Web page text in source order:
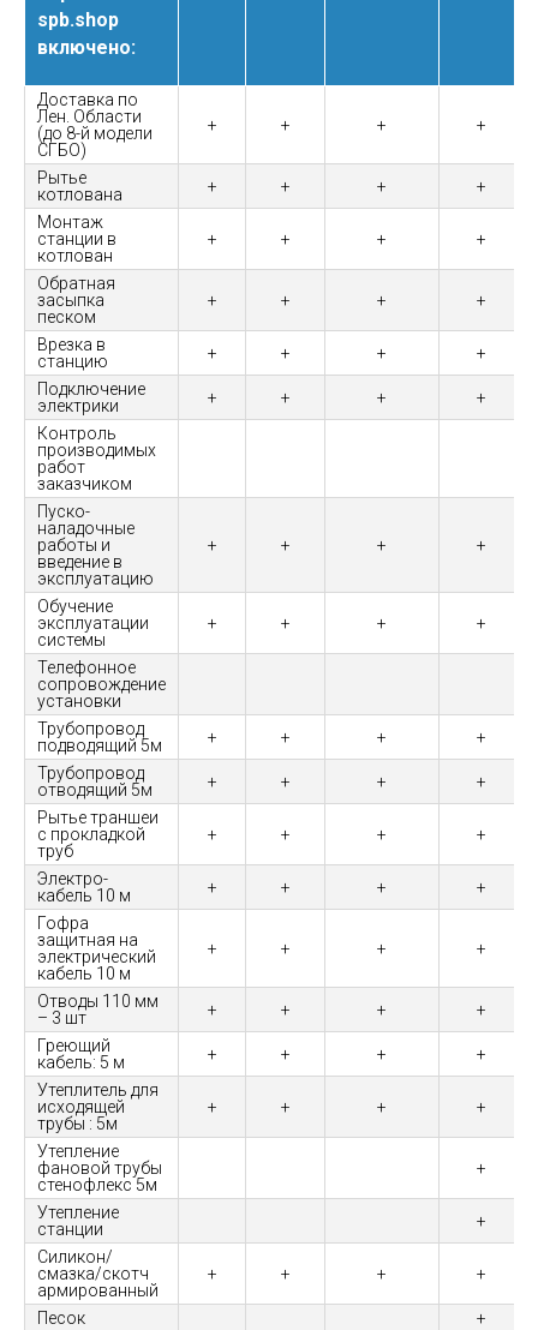
spb.shop
включено:
Доставка по
Лен. Области
(до 8-й модели
СГБО)
+ + + +
Рытье
котлована
+ + +
+
Монтаж
станции в
котлован
+ + + +
Обратная
засыпка
песком
+ + + +
Врезка в
станцию
+ + +
+
Подключение
электрики
+ + +
+
Контроль
производимых
работ
заказчиком
Пуско-
наладочные
работы и
введение в
эксплуатацию
+ + + +
Обучение
эксплуатации
системы
+ + + +
Телефонное
сопровождение
установки
Трубопровод
подводящий 5м
+ + +
+
Трубопровод
отводящий 5м
+ + +
+
Рытье траншеи
с прокладкой
труб
+ + + +
Электро-
кабель 10 м
+ + +
+
Гофра
защитная на
электрический
кабель 10 м
+ + + +
Отводы 110 мм
– 3 шт
+ + +
+
Греющий
кабель: 5 м
+ + +
+
Утеплитель для
исходящей
трубы : 5м
+ + + +
Утепление
фановой трубы
стенофлекс 5м
+
Утепление
станции
+
Силикон/
смазка/скотч
армированный
+ + + +
Песок
+